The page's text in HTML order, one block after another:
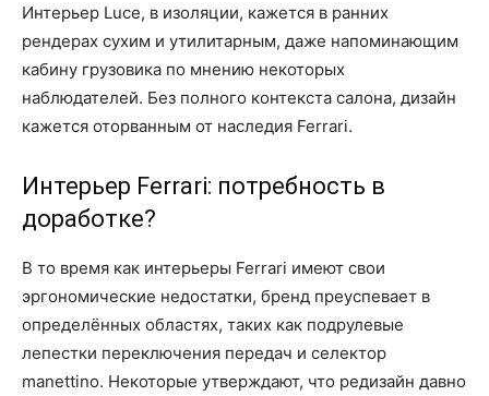
Интерьер Luce, в изоляции, кажется в ранних
рендерах сухим и утилитарным, даже напоминающим
кабину грузовика по мнению некоторых
наблюдателей. Без полного контекста салона, дизайн
кажется оторванным от наследия Ferrari.
Интерьер Ferrari: потребность в
доработке?
В то время как интерьеры Ferrari имеют свои
эргономические недостатки, бренд преуспевает в
определённых областях, таких как подрулевые
лепестки переключения передач и селектор
manettino. Некоторые утверждают, что редизайн давно